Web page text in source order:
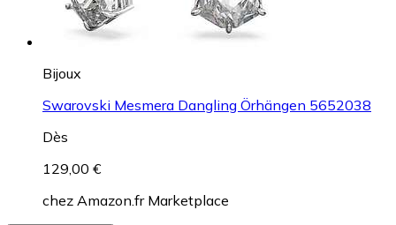
Bijoux
Swarovski Mesmera Dangling Örhängen 5652038
Dès
129,00 €
chez Amazon.fr Marketplace